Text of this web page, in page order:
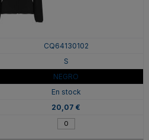
CQ64130102
S
NEGRO
En stock
20,07 €